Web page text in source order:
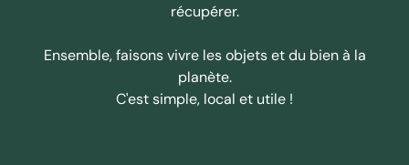
récupérer.
Ensemble, faisons vivre les objets et du bien à la
planète.
C'est simple, local et utile !